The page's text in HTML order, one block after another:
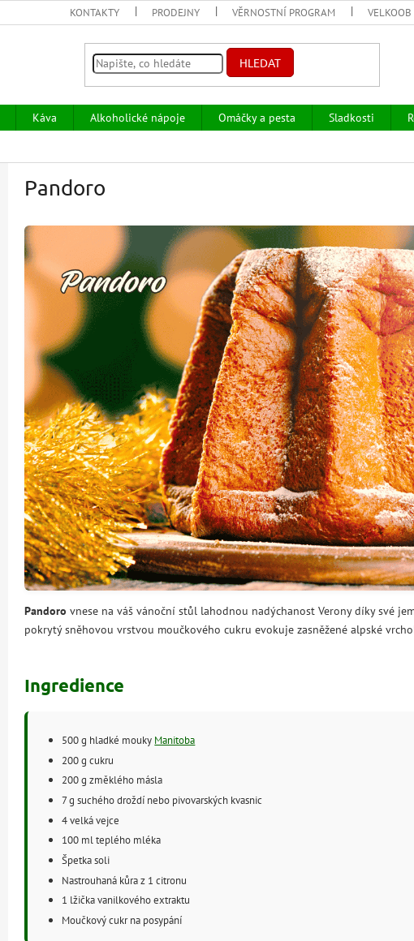
KONTAKTY PRODEJNY VĚRNOSTNÍ PROGRAM
HLEDAT
Káva Alkoholické nápoje Omáčky a pesta Sladkosti
Pandoro
Pandoro vnese na váš vánoční stůl lahodnou nadýchanost Verony díky své
pokrytý sněhovou vrstvou moučkového cukru evokuje zasněžené alpské
Ingredience
500 g hladké mouky Manitoba
200 g cukru
200 g změklého másla
7 g suchého droždí nebo pivovarských kvasnic
4 velká vejce
100 ml teplého mléka
Špetka soli
Nastrouhaná kůra z 1 citronu
1 lžička vanilkového extraktu
Moučkový cukr na posypání